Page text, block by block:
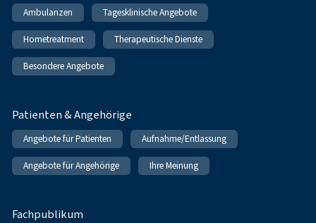
Ambulanzen Tagesklinische Angebote
Hometreatment Therapeutische Dienste
Besondere Angebote
Patienten & Angehörige
Angebote für Patienten Aufnahme/Entlassung
Angebote für Angehörige Ihre Meinung
Fachpublikum